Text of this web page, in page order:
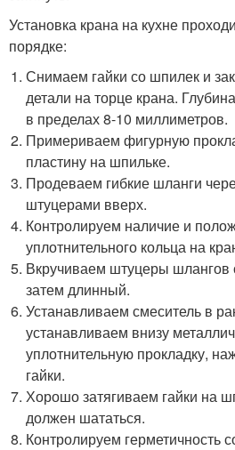
Установка крана на кухне
порядке:
Снимаем гайки со шпилек и
детали на торце крана.
в пределах 8-10 миллиметров.
Примериваем фигурную
пластину на шпильке.
Продеваем гибкие шланги
штуцерами вверх.
Контролируем наличие и
уплотнительного кольца на
Вкручиваем штуцеры шлангов
затем длинный.
Устанавливаем смеситель в
устанавливаем внизу
уплотнительную прокладку,
гайки.
Хорошо затягиваем гайки на
должен шататься.
Контролируем герметичность